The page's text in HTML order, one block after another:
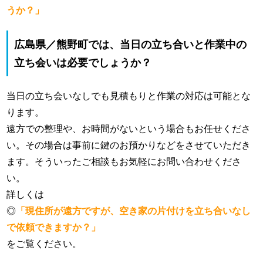
うか？」
広島県／熊野町では、当日の立ち合いと作業中の
立ち会いは必要でしょうか？
当日の立ち会いなしでも見積もりと作業の対応は可能とな
ります。
遠方での整理や、お時間がないという場合もお任せくださ
い。その場合は事前に鍵のお預かりなどをさせていただき
ます。そういったご相談もお気軽にお問い合わせくださ
い。
詳しくは
◎ 「現住所が遠方ですが、空き家の片付けを立ち合いなし
で依頼できますか？」
をご覧ください。